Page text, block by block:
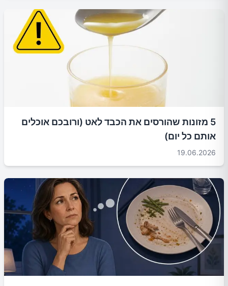
5 מזונות שהורסים את הכבד לאט (ורובכם אוכלים
אותם כל יום)
19.06.2026